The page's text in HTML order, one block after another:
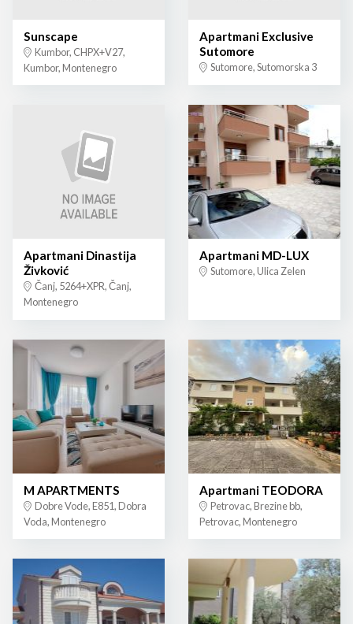
Sunscape
Kumbor, CHPX+V27,
Kumbor, Montenegro
Apartmani Exclusive
Sutomore
Sutomore, Sutomorska 3
Apartmani Dinastija
Živković
Čanj, 5264+XPR, Čanj,
Montenegro
Apartmani MD-LUX
Sutomore, Ulica Zelen
M APARTMENTS
Dobre Vode, E851, Dobra
Voda, Montenegro
Apartmani TEODORA
Petrovac, Brezine bb,
Petrovac, Montenegro